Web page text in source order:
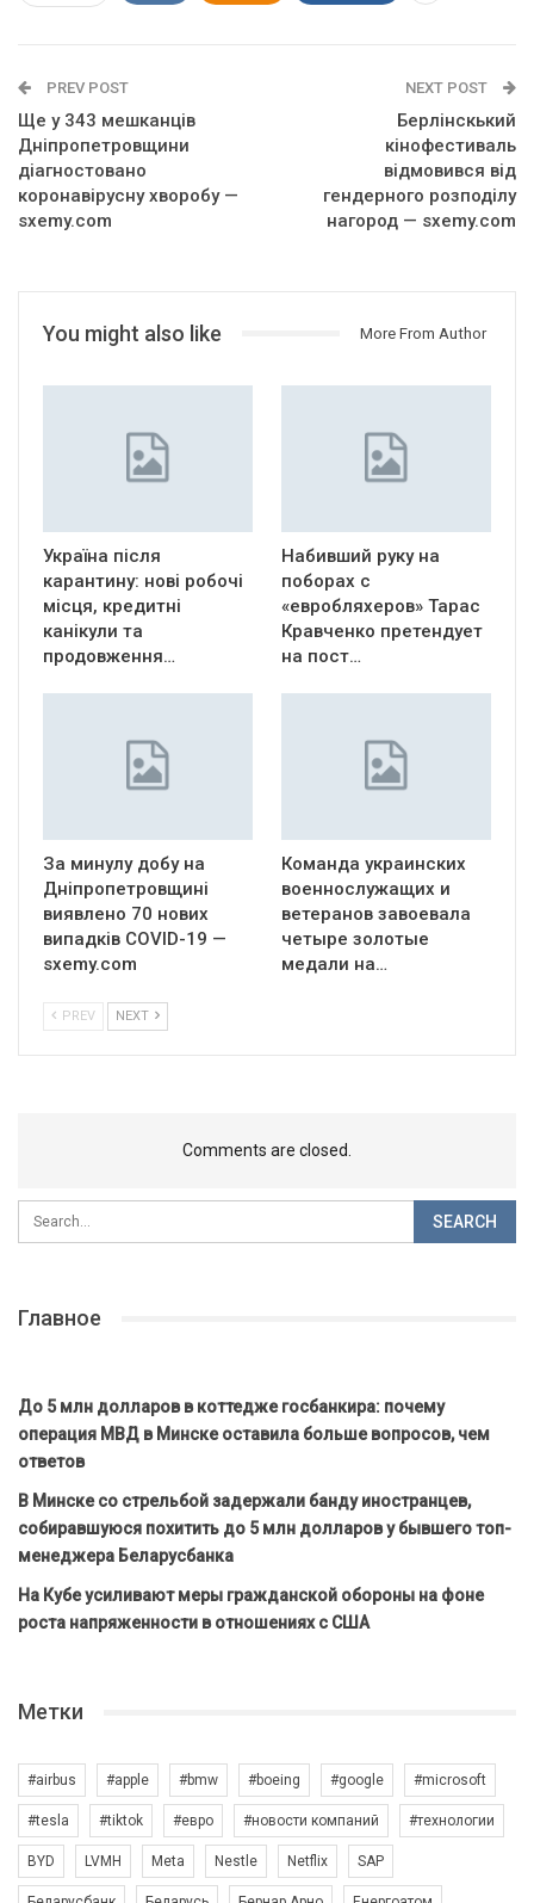
PREV POST
Ще у 343 мешканців
Дніпропетровщини
діагностовано
коронавірусну хворобу —
sxemy.com
NEXT POST
Берлінскький
кінофестиваль
відмовився від
гендерного розподілу
нагород — sxemy.com
You might also like More From Author
Україна після
карантину: нові робочі
місця, кредитні
канікули та
продовження…
Набивший руку на
поборах с
«евробляхеров» Тарас
Кравченко претендует
на пост…
За минулу добу на
Дніпропетровщині
виявлено 70 нових
випадків COVID-19 —
sxemy.com
Команда украинских
военнослужащих и
ветеранов завоевала
четыре золотые
медали на…
PREV NEXT
Comments are closed.
Главное
До 5 млн долларов в коттедже госбанкира: почему
операция МВД в Минске оставила больше вопросов, чем
ответов
В Минске со стрельбой задержали банду иностранцев,
собиравшуюся похитить до 5 млн долларов у бывшего топ-
менеджера Беларусбанка
На Кубе усиливают меры гражданской обороны на фоне
роста напряженности в отношениях с США
Метки
#airbus #apple #bmw #boeing #google #microsoft
#tesla #tiktok #евро #новости компаний #технологии
BYD LVMH Meta Nestle Netflix SAP